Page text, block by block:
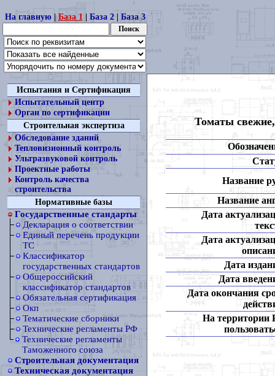
На главную| База 1| База 2| База 3
Испытания и Сертификация
Испытательный центр
Орган по сертификации
Строительная экспертиза
Обследование зданий
Тепловизионный контроль
Ультразвуковой контроль
Проектные работы
Контроль качества
строительства
Нормативные базы
Государственные стандарты
Декларация о соответствии
Единый перечень продукции
ТС
Классификатор
государственных стандартов
Общероссийский
классификатор стандартов
Обязательная сертификация
Окп
Тематические сборники
Технические регламенты РФ
Технические регламенты
Таможенного союза
Строительная документация
Техническая документация
Томаты свежие,
Название
Название
Дата
Дата
Дата
Дата
Дата окончания
На территории